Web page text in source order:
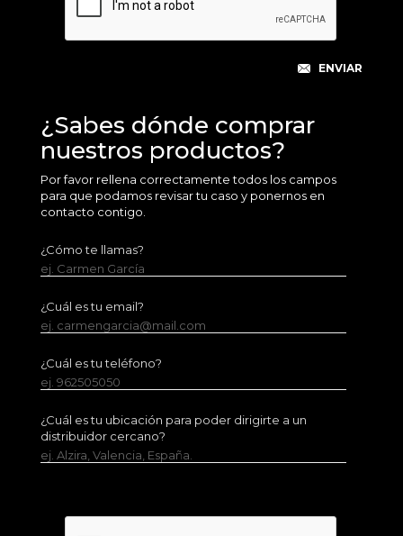
¿Sabes dónde comprar
nuestros productos?
Por favor rellena correctamente todos los campos
para que podamos revisar tu caso y ponernos en
contacto contigo.
¿Cómo te llamas?
ej. Carmen García
¿Cuál es tu email?
ej. carmengarcia@mail.com
¿Cuál es tu teléfono?
ej. 962505050
¿Cuál es tu ubicación para poder dirigirte a un
distribuidor cercano?
ej. Alzira, Valencia, España.